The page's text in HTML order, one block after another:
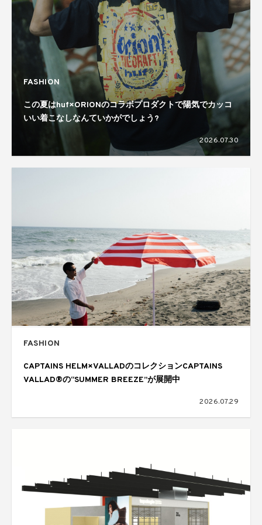
FASHION
この夏はhuf×ORIONのコラボプロダクトで陽気でカッコ
いい着こなしなんていかがでしょう?
2026.07.30
FASHION
CAPTAINS HELM×VALLADのコレクションCAPTAINS
VALLAD®の“SUMMER BREEZE”が展開中
2026.07.29